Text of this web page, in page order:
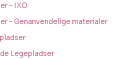
– IXO
– Genanvendelige materialer
Legepladser